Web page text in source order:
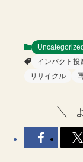
インパクト投
リサイクル